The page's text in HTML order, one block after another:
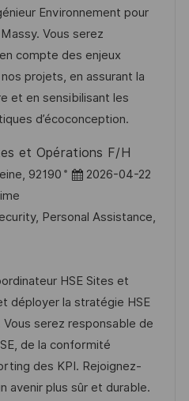
d
D
a
t
e
Environnement pour
Vous serez
compte des enjeux
projets, en assurant la
et en sensibilisant les
d’écoconception.
et Opérations F/H
92190
P
s
d
D
a
t
e
2026-04-22
Personal Assistance,
HSE Sites et
déployer la stratégie HSE
serez responsable de
de la conformité
des KPI. Rejoignez-
avenir plus sûr et durable.